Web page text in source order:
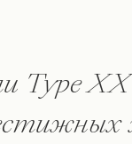
Type